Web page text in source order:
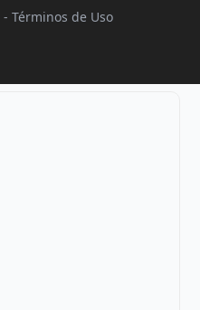
- Términos de Uso